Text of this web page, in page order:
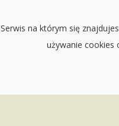
Serwis na którym się
używanie cookies